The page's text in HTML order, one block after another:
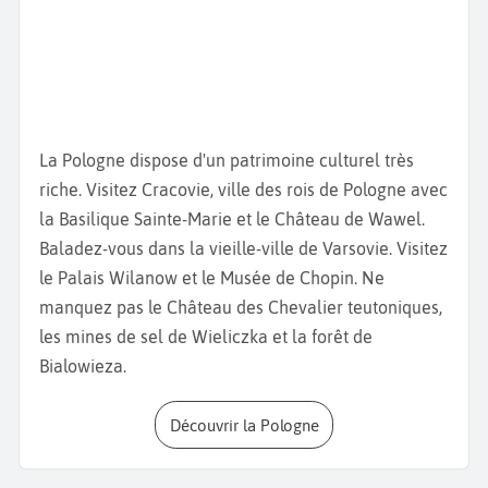
et poètes polonais sont enterrés. Visitez le musée
d’art populaire et prenez une photo de laTour de
l’Hôtel de ville.Admirez la beauté de laBasilique
Sainte-Marie,l'un des monuments les plus
emblématiques de la ville.
Baladez-vous, ensuite, dans leparc Planty.Allez
faire un tour à l’exposition de l’usine d’Oskar
Schindleret visitez la
Sortez du centre ville et montez sur le
qui surplombe la ville et offre un
La Pologne dispose d'un patrimoine culturel très
riche. Visitez Cracovie, ville des rois de Pologne avec
la Basilique Sainte-Marie et le Château de Wawel.
Baladez-vous dans la vieille-ville de Varsovie. Visitez
le Palais Wilanow et le Musée de Chopin. Ne
manquez pas le Château des Chevalier teutoniques,
les mines de sel de Wieliczka et la forêt de
Bialowieza.
Découvrir la Pologne